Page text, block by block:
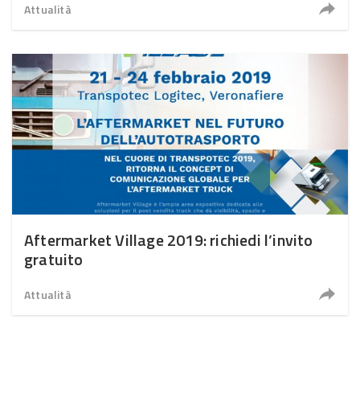
Attualità
Aftermarket Village 2019: richiedi l’invito
gratuito
Attualità